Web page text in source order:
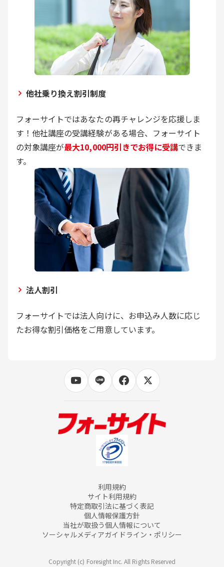
他社乗り換え割引制度
フォーサイトではあなたの再チャレンジを応援しま
す！他社講座の受講経験がある場合、フォーサイト
の対象講座が最大10,000円引きでお得に受講できま
す。
法人割引
フォーサイトでは法人向けに、お申込み人数に応じ
たお得な割引価格をご用意しています。
利用規約
サイト利用規約
特定商取引法に基づく表記
個人情報保護方針
当社が取扱う個人情報について
ソーシャルメディアガイドライン・ポリシー
Copyright (c) Foresight Inc. All Rights Reserved